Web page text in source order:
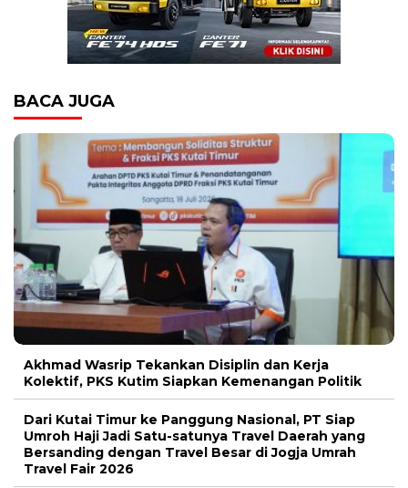
BACA JUGA
Akhmad Wasrip Tekankan Disiplin dan Kerja
Kolektif, PKS Kutim Siapkan Kemenangan Politik
Dari Kutai Timur ke Panggung Nasional, PT Siap
Umroh Haji Jadi Satu-satunya Travel Daerah yang
Bersanding dengan Travel Besar di Jogja Umrah
Travel Fair 2026